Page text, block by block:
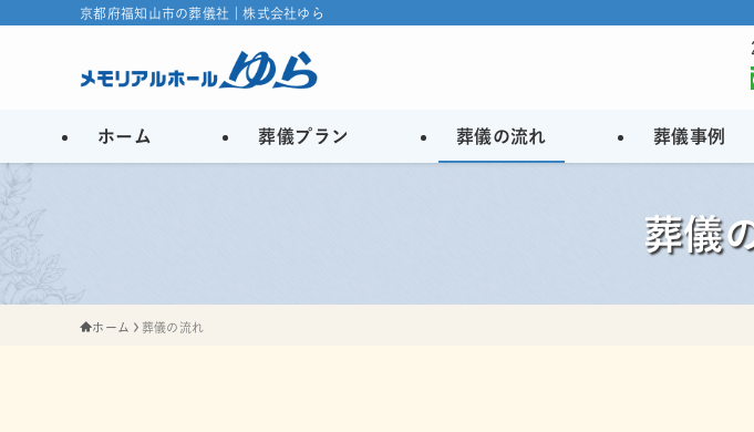
京都府福知山市の葬儀社 | 株式会社ゆら
ホーム 葬儀プラン 葬儀の流れ 葬儀事例
葬儀
ホーム 葬儀の流れ